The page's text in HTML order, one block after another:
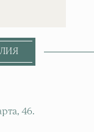
46.